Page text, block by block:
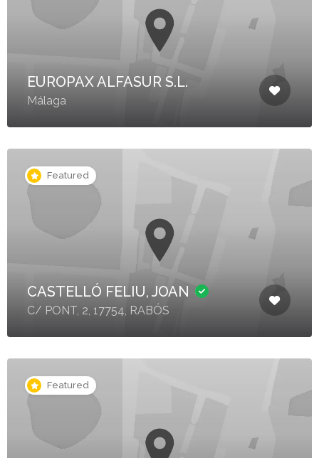
EUROPAX ALFASUR S.L.
Málaga
Featured
CASTELLÓ FELIU, JOAN
C/ PONT, 2, 17754, RABÓS
Featured